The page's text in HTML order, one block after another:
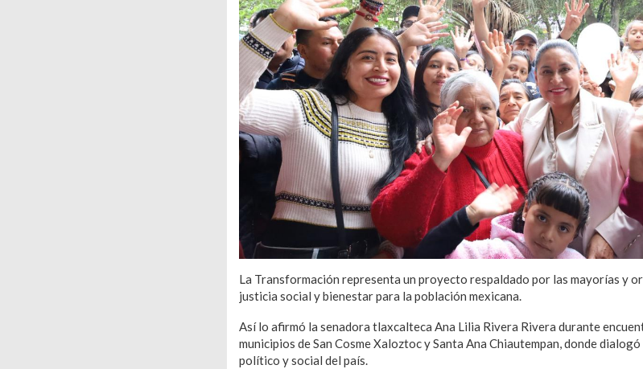
La Transformación representa un proyecto respaldado por las mayorías y
justicia social y bienestar para la población mexicana.
Así lo afirmó la senadora tlaxcalteca Ana Lilia Rivera Rivera durante
municipios de San Cosme Xaloztoc y Santa Ana Chiautempan, donde
político y social del país.